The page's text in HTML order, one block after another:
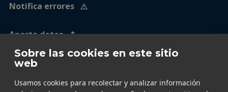
Sobre las cookies en este sitio
web
Usamos cookies para recolectar y analizar información
Notifica errores
Aporta datos